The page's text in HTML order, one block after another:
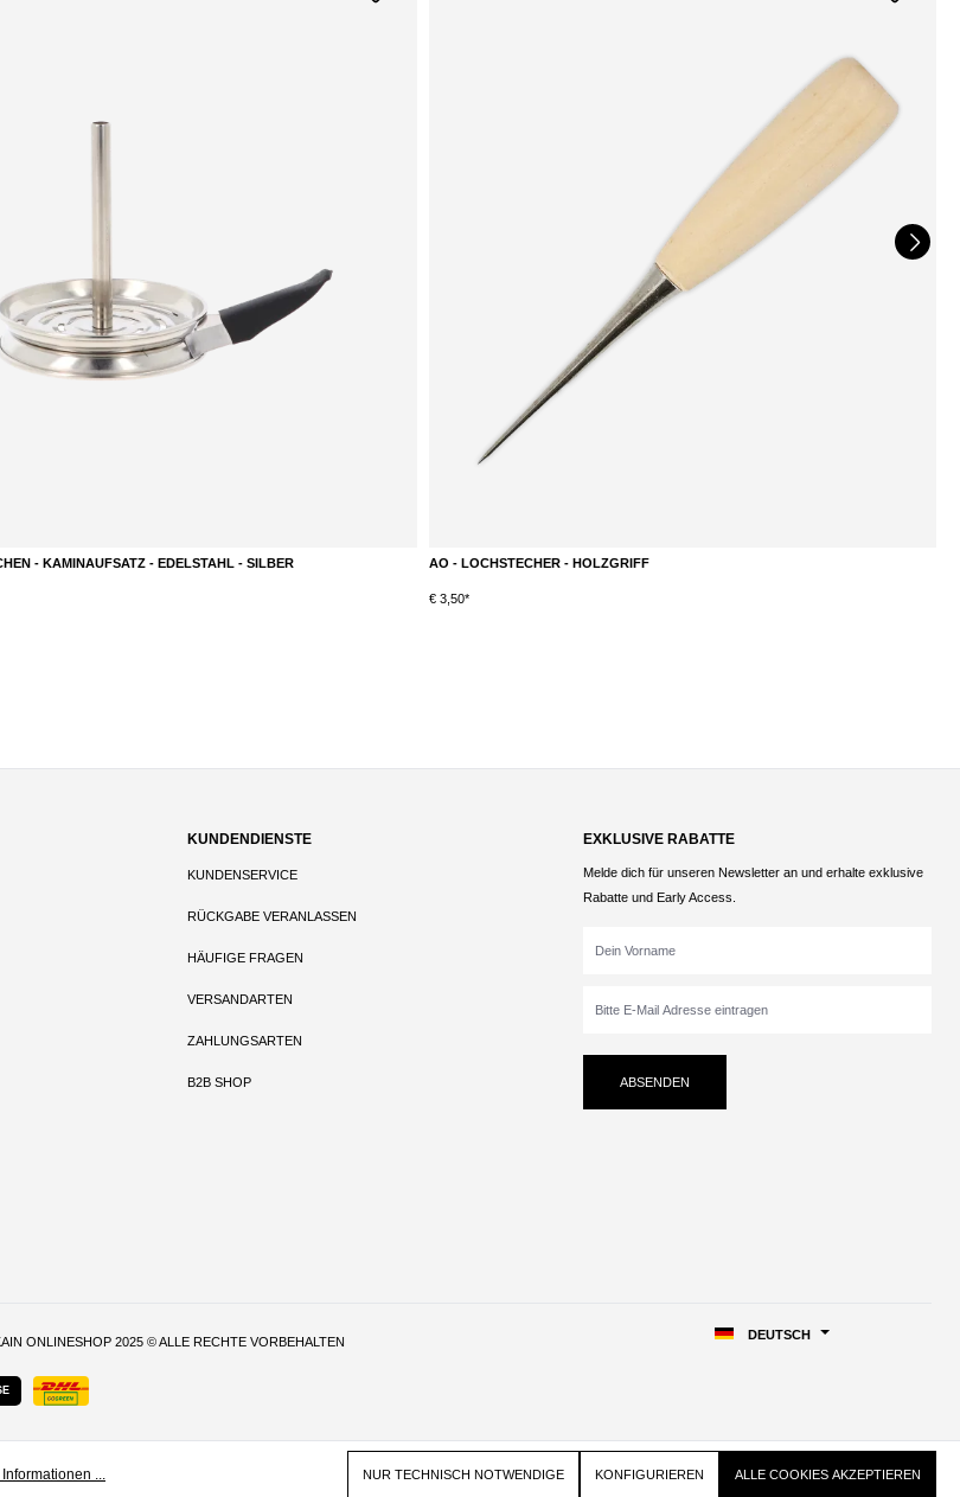
- KAMINAUFSATZ - EDELSTAHL - SILBER AO - LOCHSTECHER - HOLZGRIFF
€ 3,50*
KUNDENDIENSTE
KUNDENSERVICE
RÜCKGABE VERANLASSEN
HÄUFIGE FRAGEN
VERSANDARTEN
ZAHLUNGSARTEN
B2B SHOP
EXKLUSIVE RABATTE
Melde dich für unseren Newsletter an und erhalte exklusive
Rabatte und Early Access.
ABSENDEN
ONLINESHOP 2025 © ALLE RECHTE VORBEHALTEN DEUTSCH
Informationen ... NUR TECHNISCH NOTWENDIGE KONFIGURIEREN ALLE COOKIES AKZEPTIEREN